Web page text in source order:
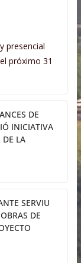
presencial
próximo 31
DE
INICIATIVA
DE LA
SERVIU
DE